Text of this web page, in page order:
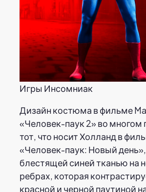
Игры Инсомниак
Дизайн костюма в фильме
«Человек-паук 2» во многом
тот, что носит Холланд в
«Человек-паук: Новый
блестящей синей тканью на
ребрах, которая
красной и черной паутиной